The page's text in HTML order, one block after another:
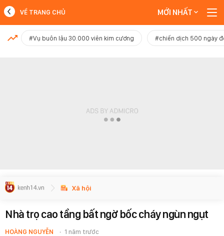
MỚI NHẤT
VỀ TRANG CHỦ MỚI NHẤT
#Vụ buôn lậu 30.000 viên kim cương #chiến dịch 500 ngày
Xã hội
Nhà trọ cao tầng bất ngờ bốc cháy ngùn ngụt
HOÀNG NGUYỄN 1 năm trước